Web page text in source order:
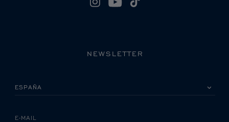
NEWSLETTER
POR FAVOR, SELECCIONA TU PAÍS
E-MAIL